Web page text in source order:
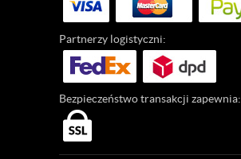
Partnerzy logistyczni:
Bezpieczeństwotransakcji zapewnia: